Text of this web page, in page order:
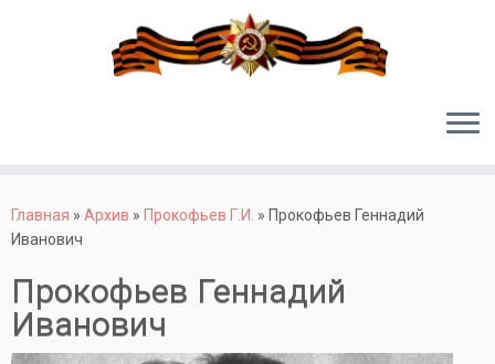
содержимому
Главная » Архив » Прокофьев Г.И. » Прокофьев Геннадий
Иванович
Прокофьев Геннадий
Иванович